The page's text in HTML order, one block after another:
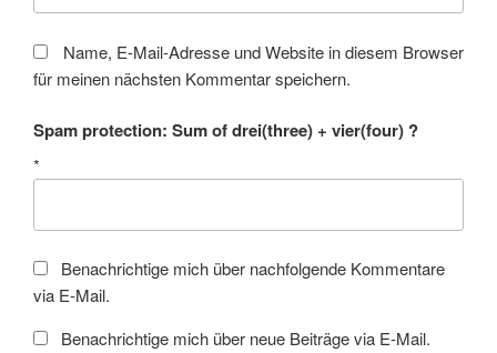
Name, E-Mail-Adresse und Website in diesem Browser
für meinen nächsten Kommentar speichern.
Spam protection: Sum of drei(three) + vier(four) ?
*
Benachrichtige mich über nachfolgende Kommentare
via E-Mail.
Benachrichtige mich über neue Beiträge via E-Mail.